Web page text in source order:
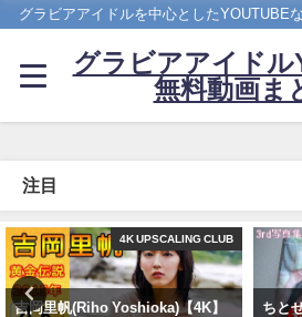
グラビアアイドルを中心としたYOUTUBE
グラビアアイドル
無料動画ま
注目
Hカップ
ちとせよしの - 【解禁】写真集
兒玉